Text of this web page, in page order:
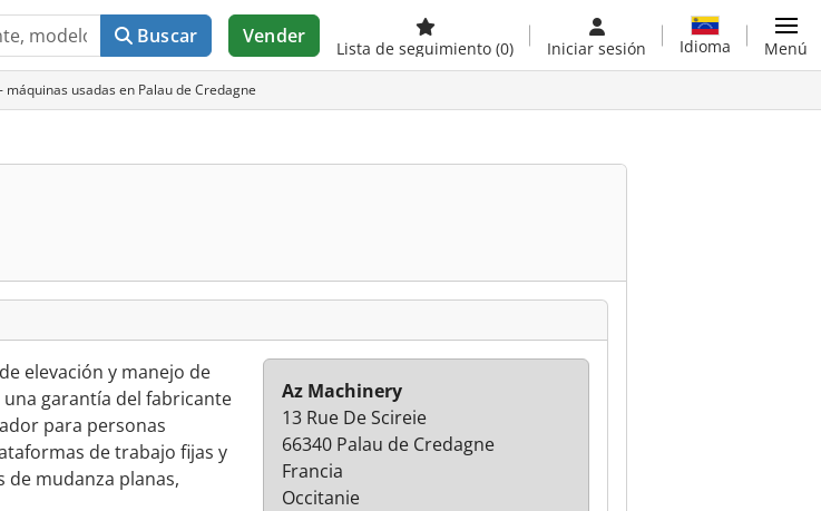
Buscar Vender
Lista de seguimiento (0) Iniciar sesión Idioma Menú
máquinas usadas en Palau de Credagne
elevación y manejo de
garantía del fabricante
para personas
de trabajo fijas y
de mudanza planas,
Az Machinery
13 Rue De Scireie
66340 Palau de Credagne
Francia
Occitanie